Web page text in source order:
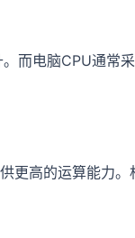
而电脑CPU通常
高的运算能力。